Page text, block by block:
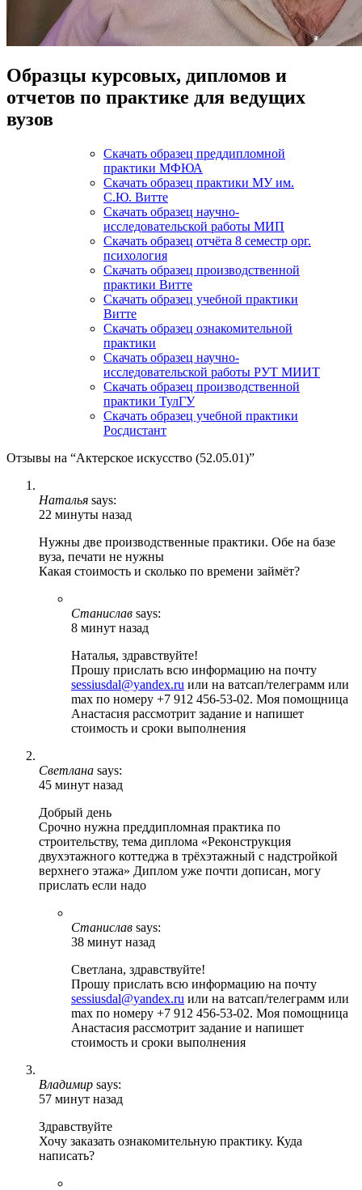
Образцы курсовых, дипломов и
отчетов по практике для ведущих
вузов
Скачать образец преддипломной
практики МФЮА
Скачать образец практики МУ им.
С.Ю. Витте
Скачать образец научно-
исследовательской работы МИП
Скачать образец отчёта 8 семестр орг.
психология
Скачать образец производственной
практики Витте
Скачать образец учебной практики
Витте
Скачать образец ознакомительной
практики
Скачать образец научно-
исследовательской работы РУТ МИИТ
Скачать образец производственной
практики ТулГУ
Скачать образец учебной практики
Росдистант
Отзывы на “Актерское искусство (52.05.01)”
Наталья says:
22 минуты назад
Нужны две производственные практики. Обе на базе
вуза, печати не нужны
Какая стоимость и сколько по времени займёт?
Станислав says:
8 минут назад
Наталья, здравствуйте!
Прошу прислать всю информацию на почту
sessiusdal@yandex.ru или на ватсап/телеграмм или
max по номеру +7 912 456-53-02. Моя помощница
Анастасия рассмотрит задание и напишет
стоимость и сроки выполнения
Светлана says:
45 минут назад
Добрый день
Срочно нужна преддипломная практика по
строительству, тема диплома «Реконструкция
двухэтажного коттеджа в трёхэтажный с надстройкой
верхнего этажа» Диплом уже почти дописан, могу
прислать если надо
Станислав says:
38 минут назад
Светлана, здравствуйте!
Прошу прислать всю информацию на почту
sessiusdal@yandex.ru или на ватсап/телеграмм или
max по номеру +7 912 456-53-02. Моя помощница
Анастасия рассмотрит задание и напишет
стоимость и сроки выполнения
Владимир says:
57 минут назад
Здравствуйте
Хочу заказать ознакомительную практику. Куда
написать?